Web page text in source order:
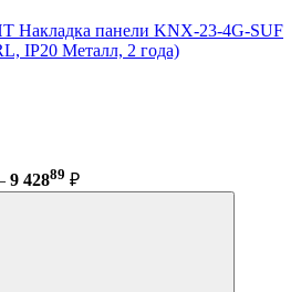
Накладка панели KNX-23-4G-SUF
IP20 Металл, 2 года)
9 42889 ₽